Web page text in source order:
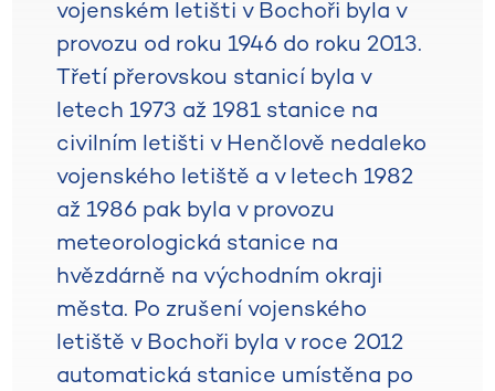
vojenském letišti v Bochoři byla v
provozu od roku 1946 do roku 2013.
Třetí přerovskou stanicí byla v
letech 1973 až 1981 stanice na
civilním letišti v Henčlově nedaleko
vojenského letiště a v letech 1982
až 1986 pak byla v provozu
meteorologická stanice na
hvězdárně na východním okraji
města. Po zrušení vojenského
letiště v Bochoři byla v roce 2012
automatická stanice umístěna po